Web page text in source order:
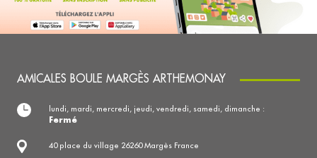
AMICALES BOULE MARGÈS ARTHEMONAY
40 place du village 26260 Margès France
lundi, mardi, mercredi, jeudi, vendredi, samedi, dimanche :
Fermé